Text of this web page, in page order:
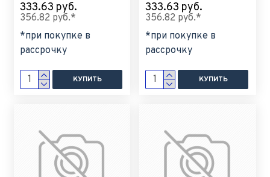
333.63 руб.
356.82 руб.*
*при покупке в
рассрочку
КУПИТЬ
333.63 руб.
356.82 руб.*
*при покупке в
рассрочку
КУПИТЬ